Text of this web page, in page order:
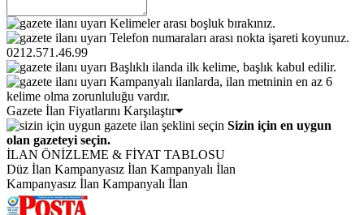
Kelimeler arası boşluk bırakınız.
Telefon numaraları arası nokta işareti koyunuz.
0212.571.46.99
Başlıklı ilanda ilk kelime, başlık kabul edilir.
Kampanyalı ilanlarda, ilan metninin en az 6
kelime olma zorunluluğu vardır.
Gazete İlan Fiyatlarını Karşılaştır
Sizin için en uygun
olan gazeteyi seçin.
İLAN ÖNİZLEME & FİYAT TABLOSU
Düz İlan Kampanyasız İlan Kampanyalı İlan
Kampanyasız İlan Kampanyalı İlan